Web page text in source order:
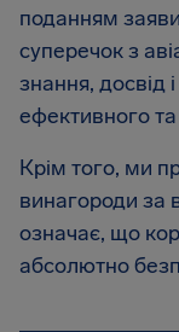
поданням
суперечок з
знання, досвід
ефективного
Крім того, ми
винагороди за
означає, що
абсолютно